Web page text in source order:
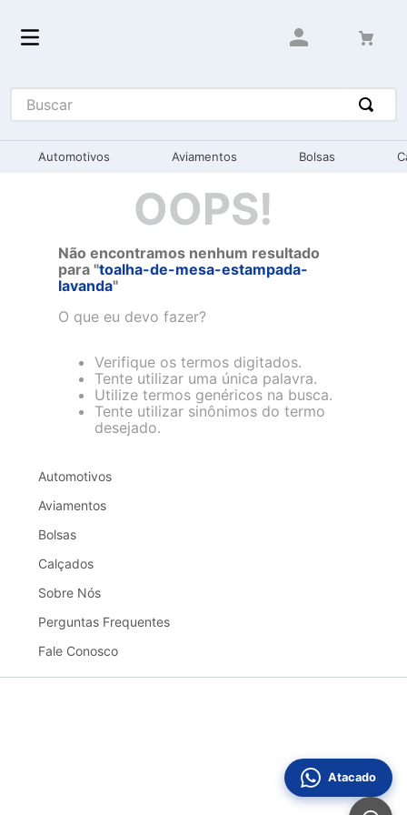
Buscar
Automotivos Aviamentos Bolsas
OOPS!
Não encontramos nenhum resultado
para "toalha-de-mesa-estampada-
lavanda"
O que eu devo fazer?
Verifique os termos digitados.
Tente utilizar uma única palavra.
Utilize termos genéricos na busca.
Tente utilizar sinônimos do termo
desejado.
Automotivos
Aviamentos
Bolsas
Calçados
Sobre Nós
Perguntas Frequentes
Fale Conosco
Atacado